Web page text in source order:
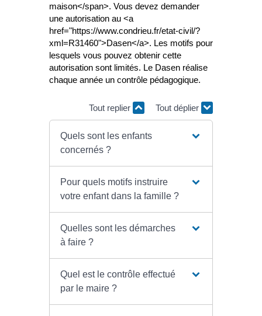
maison</span>. Vous devez demander
une autorisation au <a
href="https://www.condrieu.fr/etat-civil/?
xml=R31460">Dasen</a>. Les motifs pour
lesquels vous pouvez obtenir cette
autorisation sont limités. Le Dasen réalise
chaque année un contrôle pédagogique.
Tout replier Tout déplier
Quels sont les enfants
concernés ?
Pour quels motifs instruire
votre enfant dans la famille ?
Quelles sont les démarches
à faire ?
Quel est le contrôle effectué
par le maire ?